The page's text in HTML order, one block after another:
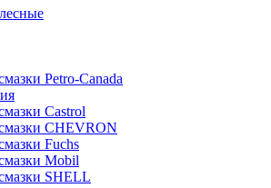
Petro-Canada
Castrol
CHEVRON
Fuchs
Mobil
SHELL